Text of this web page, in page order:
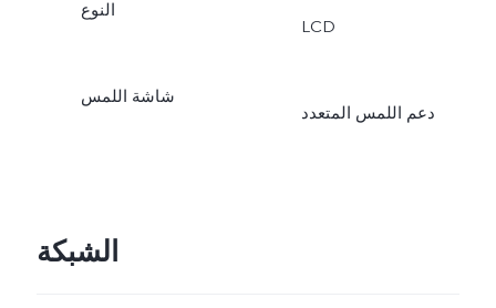
النوع
LCD
شاشة اللمس
دعم اللمس المتعدد
الشبكة